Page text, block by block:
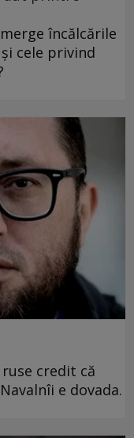
încălcările
cele privind
credit că
e dovada.